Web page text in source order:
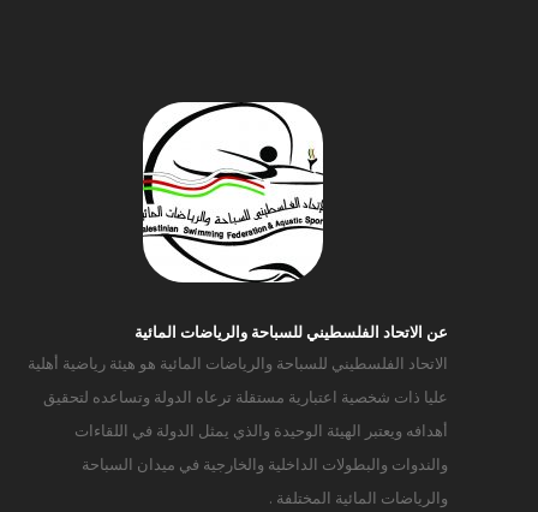
عن الاتحاد الفلسطيني للسباحة والرياضات المائية
الاتحاد الفلسطيني للسباحة والرياضات المائية هو هيئة رياضية أهلية
عليا ذات شخصية اعتبارية مستقلة ترعاه الدولة وتساعده لتحقيق
أهدافه ويعتبر الهيئة الوحيدة والذي يمثل الدولة في اللقاءات
والندوات والبطولات الداخلية والخارجية في ميدان السباحة
والرياضات المائية المختلفة .